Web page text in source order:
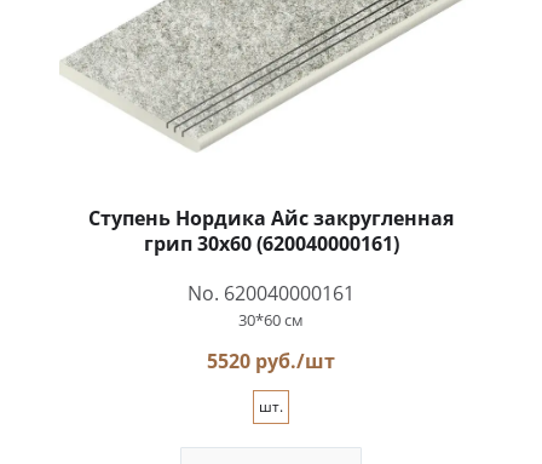
после дождя.
Плитка Италон Нордика позволяет
реализовать самые смелые идеи.
Благодаря выбранной фактуре, можно
природные идеи и подчеркнуть красоту
экстерьера конкретного объекта без
лишних усилий.
Ступень Нордика Айс закругленная
грип 30x60 (620040000161)
No. 620040000161
30*60 см
5520 руб./шт
шт.